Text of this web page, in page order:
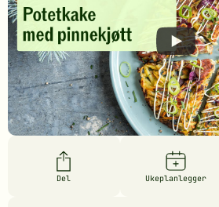
Del Ukeplanlegger